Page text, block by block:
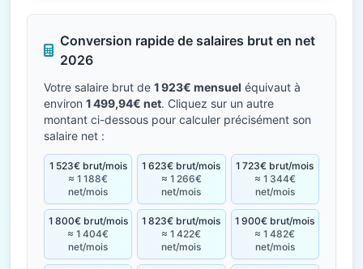
Conversion rapide de salaires brut en net
2026
Votre salaire brut de 1 923€ mensuel équivaut à
environ 1 499,94€ net. Cliquez sur un autre
montant ci-dessous pour calculer précisément son
salaire net :
1 523€ brut/mois
≈ 1 188€
net/mois
1 623€ brut/mois
≈ 1 266€
net/mois
1 723€ brut/mois
≈ 1 344€
net/mois
1 800€ brut/mois
≈ 1 404€
net/mois
1 823€ brut/mois
≈ 1 422€
net/mois
1 900€ brut/mois
≈ 1 482€
net/mois